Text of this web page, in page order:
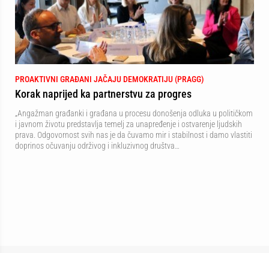
PROAKTIVNI GRAĐANI JAČAJU DEMOKRATIJU (PRAGG)
Korak naprijed ka partnerstvu za progres
„Angažman građanki i građana u procesu donošenja odluka u političkom
i javnom životu predstavlja temelj za unapređenje i ostvarenje ljudskih
prava. Odgovornost svih nas je da čuvamo mir i stabilnost i damo vlastiti
doprinos očuvanju održivog i inkluzivnog društva…